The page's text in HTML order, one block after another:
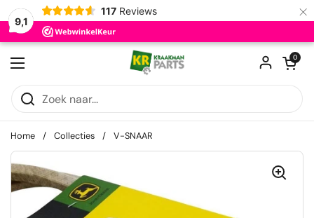
9,1
117 Reviews ×
Ga naar content
Menu openen
0
Home / Collecties / V-SNAAR